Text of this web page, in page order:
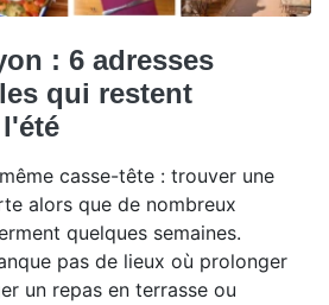
: 6 adresses
qui restent
casse-tête : trouver une
alors que de nombreux
quelques semaines.
pas de lieux où prolonger
un repas en terrasse ou